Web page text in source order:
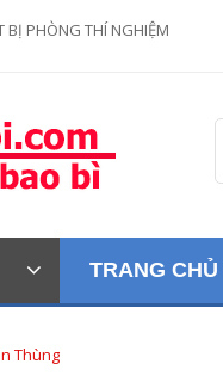
BỊ PHÒNG THÍ NGHIỆM
TRANG CHỦ
Thùng